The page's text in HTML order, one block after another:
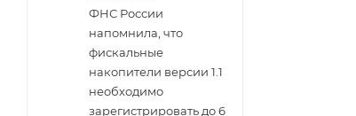
ФНС России
напомнила, что
фискальные
накопители версии 1.1
необходимо
зарегистрировать до 6